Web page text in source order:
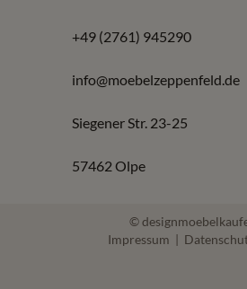
+49 (2761) 945290
info@moebelzeppenfeld.de
Siegener Str. 23-25
57462 Olpe
©
Impressum